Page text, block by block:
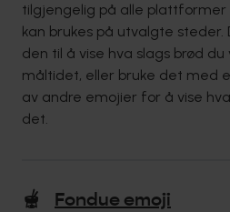
tilgjengelig på alle plattformer
kan brukes på utvalgte steder.
den til å vise hva slags brød du
måltidet, eller bruke det med
av andre emojier for å vise
det.
🫕 Fondue emoji